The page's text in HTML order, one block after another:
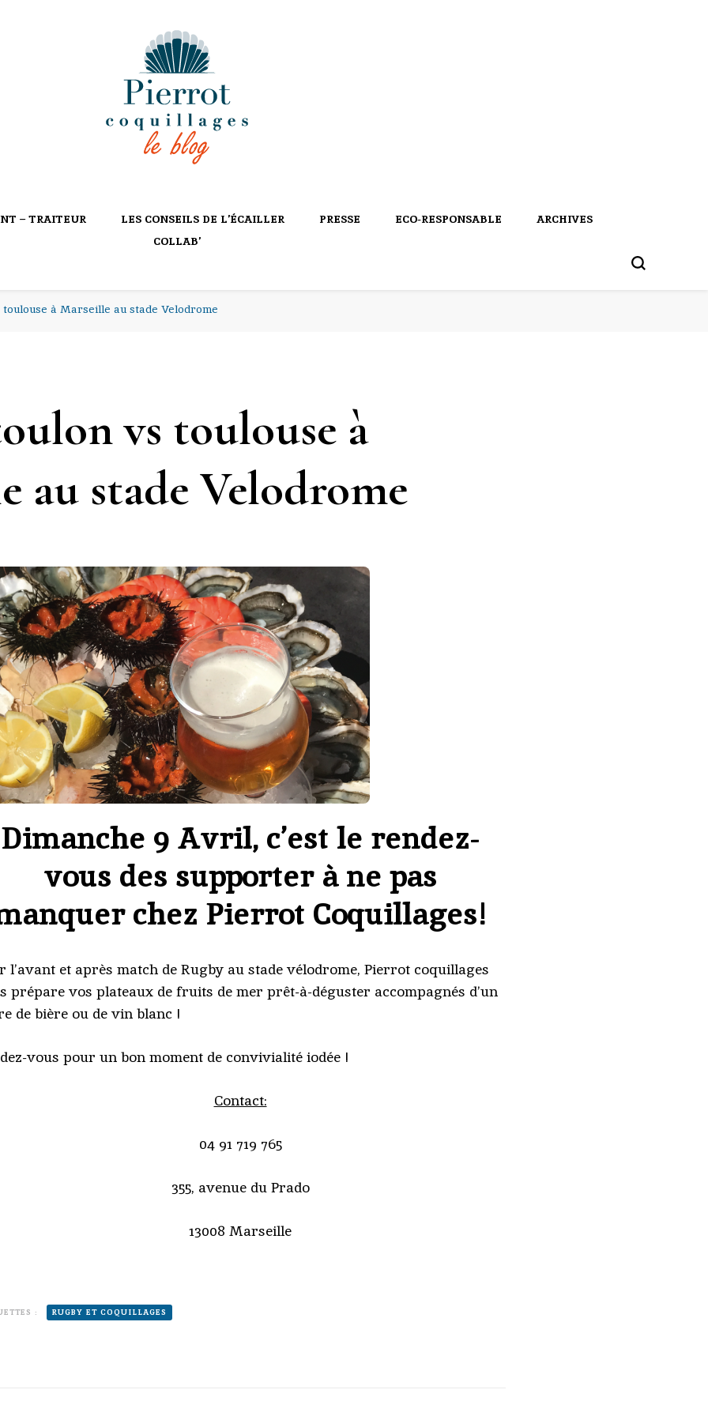
– TRAITEUR LES CONSEILS DE L’ÉCAILLER PRESSE ECO-RESPONSABLE
ARCHIVES
COLLAB’
à Marseille au stade Velodrome
vs toulouse à
au stade Velodrome
Dimanche 9 Avril, c’est le rendez-
vous des supporter à ne pas
chez Pierrot Coquillages!
l’avant et après match de Rugby au stade vélodrome, Pierrot coquillages
prépare vos plateaux de fruits de mer prêt-à-déguster accompagnés d’un
de bière ou de vin blanc !
vous pour un bon moment de convivialité iodée !
Contact:
04 91 719 765
355, avenue du Prado
13008 Marseille
: RUGBY ET COQUILLAGES